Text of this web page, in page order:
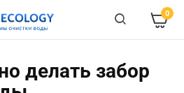
0
делать забор